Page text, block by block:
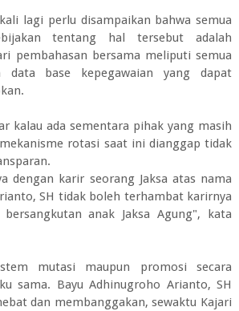
lagi perlu disampaikan bahwa semua
tentang hal tersebut adalah
pembahasan bersama meliputi semua
data base kepegawaian yang dapat
kalau ada sementara pihak yang masih
rotasi saat ini dianggap tidak
dengan karir seorang Jaksa atas nama
SH tidak boleh terhambat karirnya
anak Jaksa Agung", kata
mutasi maupun promosi secara
sama. Bayu Adhinugroho Arianto, SH
dan membanggakan, sewaktu Kajari